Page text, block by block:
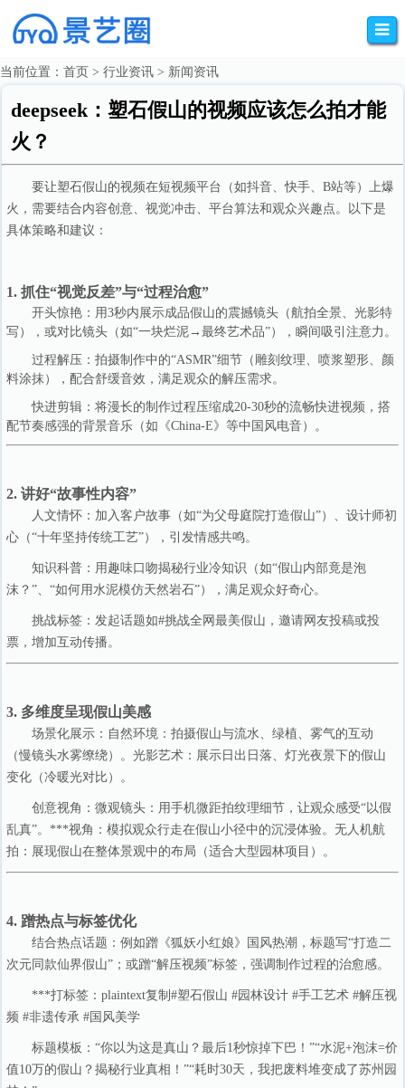
当前位置： 首页 > 行业资讯 > 新闻资讯
deepseek：塑石假山的视频应该怎么拍才能
火？
要让塑石假山的视频在短视频平台（如抖音、快手、B站等）上爆
火，需要结合内容创意、视觉冲击、平台算法和观众兴趣点。以下是
具体策略和建议：
1. 抓住“视觉反差”与“过程治愈”
开头惊艳：用3秒内展示成品假山的震撼镜头（航拍全景、光影特
写），或对比镜头（如“一块烂泥→最终艺术品”），瞬间吸引注意力。
过程解压：拍摄制作中的“ASMR”细节（雕刻纹理、喷浆塑形、颜
料涂抹），配合舒缓音效，满足观众的解压需求。
快进剪辑：将漫长的制作过程压缩成20-30秒的流畅快进视频，搭
配节奏感强的背景音乐（如《China-E》等中国风电音）。
2. 讲好“故事性内容”
人文情怀：加入客户故事（如“为父母庭院打造假山”）、设计师初
心（“十年坚持传统工艺”），引发情感共鸣。
知识科普：用趣味口吻揭秘行业冷知识（如“假山内部竟是泡
沫？”、“如何用水泥模仿天然岩石”），满足观众好奇心。
挑战标签：发起话题如#挑战全网最美假山，邀请网友投稿或投
票，增加互动传播。
3. 多维度呈现假山美感
场景化展示：自然环境：拍摄假山与流水、绿植、雾气的互动
（慢镜头水雾缭绕）。光影艺术：展示日出日落、灯光夜景下的假山
变化（冷暖光对比）。
创意视角：微观镜头：用手机微距拍纹理细节，让观众感受“以假
乱真”。***视角：模拟观众行走在假山小径中的沉浸体验。无人机航
拍：展现假山在整体景观中的布局（适合大型园林项目）。
4. 蹭热点与标签优化
结合热点话题：例如蹭《狐妖小红娘》国风热潮，标题写“打造二
次元同款仙界假山”；或蹭“解压视频”标签，强调制作过程的治愈感。
***打标签：plaintext复制#塑石假山 #园林设计 #手工艺术 #解压视
频 #非遗传承 #国风美学
标题模板：“你以为这是真山？最后1秒惊掉下巴！”“水泥+泡沫=价
值10万的假山？揭秘行业真相！”“耗时30天，我把废料堆变成了苏州园